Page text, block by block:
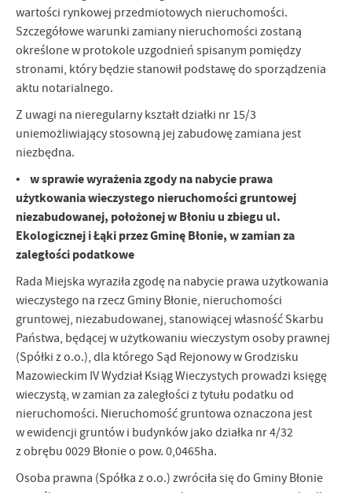
wartości rynkowej przedmiotowych nieruchomości.
Szczegółowe warunki zamiany nieruchomości zostaną
określone w protokole uzgodnień spisanym pomiędzy
stronami, który będzie stanowił podstawę do sporządzenia
aktu notarialnego.
Z uwagi na nieregularny kształt działki nr 15/3
uniemożliwiający stosowną jej zabudowę zamiana jest
niezbędna.
• w sprawie wyrażenia zgody na nabycie prawa
użytkowania wieczystego nieruchomości gruntowej
niezabudowanej, położonej w Błoniu u zbiegu ul.
Ekologicznej i Łąki przez Gminę Błonie, w zamian za
zaległości podatkowe
Rada Miejska wyraziła zgodę na nabycie prawa użytkowania
wieczystego na rzecz Gminy Błonie, nieruchomości
gruntowej, niezabudowanej, stanowiącej własność Skarbu
Państwa, będącej w użytkowaniu wieczystym osoby prawnej
(Spółki z o.o.), dla którego Sąd Rejonowy w Grodzisku
Mazowieckim IV Wydział Ksiąg Wieczystych prowadzi księgę
wieczystą, w zamian za zaległości z tytułu podatku od
nieruchomości. Nieruchomość gruntowa oznaczona jest
w ewidencji gruntów i budynków jako działka nr 4/32
z obrębu 0029 Błonie o pow. 0,0465ha.
Osoba prawna (Spółka z o.o.) zwróciła się do Gminy Błonie